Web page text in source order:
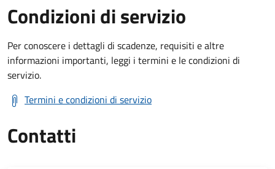
Condizioni di servizio
Per conoscere i dettagli di scadenze, requisiti e altre
informazioni importanti, leggi i termini e le condizioni di
servizio.
Termini e condizioni di servizio
Contatti